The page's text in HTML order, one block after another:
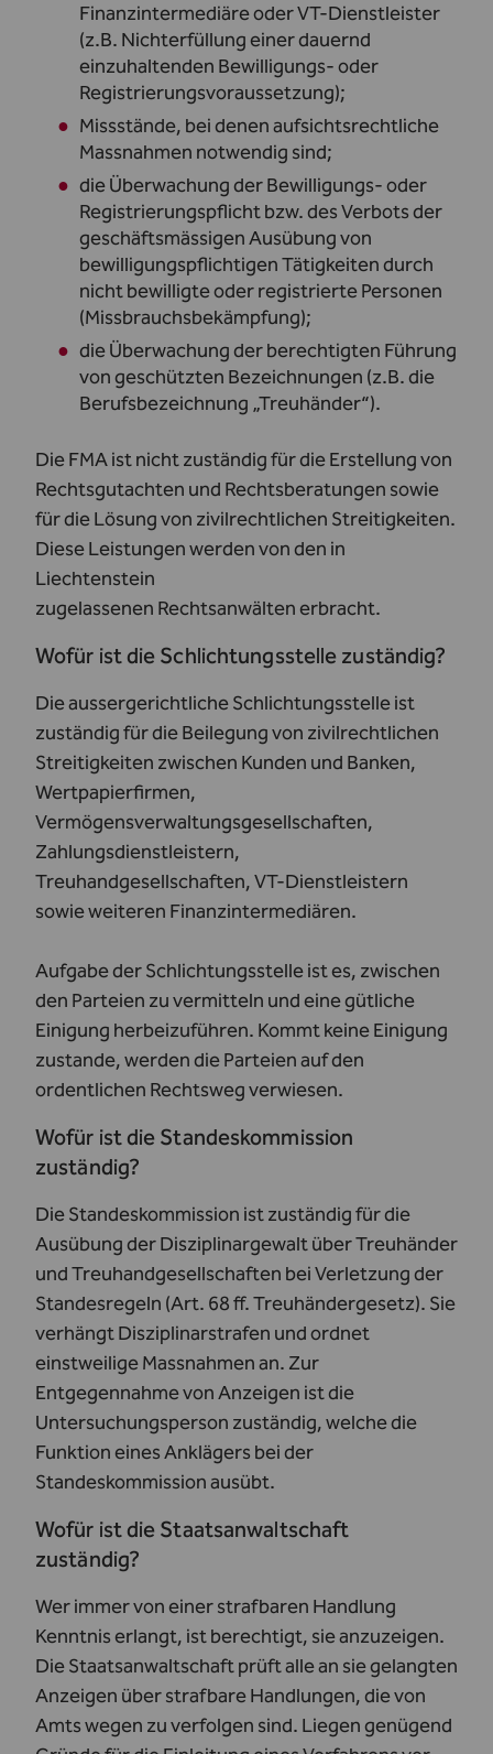
Finanzintermediäre oder VT-Dienstleister
(z.B. Nichterfüllung einer dauernd
einzuhaltenden Bewilligungs- oder
Registrierungsvoraussetzung);
Missstände, bei denen aufsichtsrechtliche
Massnahmen notwendig sind;
die Überwachung der Bewilligungs- oder
Registrierungspflicht bzw. des Verbots der
geschäftsmässigen Ausübung von
bewilligungspflichtigen Tätigkeiten durch
nicht bewilligte oder registrierte Personen
(Missbrauchsbekämpfung);
die Überwachung der berechtigten Führung
von geschützten Bezeichnungen (z.B. die
Berufsbezeichnung „Treuhänder“).
Die FMA ist nicht zuständig für die Erstellung von
Rechtsgutachten und Rechtsberatungen sowie
für die Lösung von zivilrechtlichen Streitigkeiten.
Diese Leistungen werden von den in
Liechtenstein
zugelassenen Rechtsanwältenerbracht.
Wofür ist die Schlichtungsstelle zuständig?
Die aussergerichtlicheSchlichtungsstelleist
zuständig für die Beilegung von zivilrechtlichen
Streitigkeiten zwischen Kunden und Banken,
Wertpapierfirmen,
Vermögensverwaltungsgesellschaften,
Zahlungsdienstleistern,
Treuhandgesellschaften, VT-Dienstleistern
sowie weiteren Finanzintermediären.
Aufgabe der Schlichtungsstelle ist es, zwischen
den Parteien zu vermitteln und eine gütliche
Einigung herbeizuführen. Kommt keine Einigung
zustande, werden die Parteien auf den
ordentlichen Rechtsweg verwiesen.
Wofür ist die Standeskommission
zuständig?
DieStandeskommission ist zuständig für die
Ausübung der Disziplinargewalt über Treuhänder
und Treuhandgesellschaften bei Verletzung der
Standesregeln (Art. 68 ff. Treuhändergesetz). Sie
verhängt Disziplinarstrafen und ordnet
einstweilige Massnahmen an. Zur
Entgegennahme von Anzeigen ist die
Untersuchungsperson zuständig, welche die
Funktion eines Anklägers bei der
Standeskommission ausübt.
Wofür ist die Staatsanwaltschaft
zuständig?
Wer immer von einer strafbaren Handlung
Kenntnis erlangt, ist berechtigt, sie anzuzeigen.
DieStaatsanwaltschaftprüft alle an sie gelangten
Anzeigen über strafbare Handlungen, die von
Amts wegen zu verfolgen sind. Liegen genügend